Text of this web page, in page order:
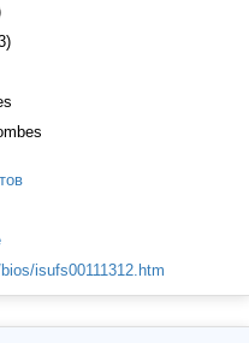
isufs00111312.htm